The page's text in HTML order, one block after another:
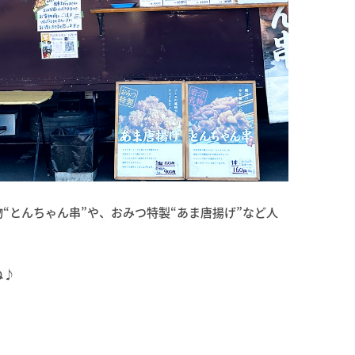
とんちゃん串”や、おみつ特製“あま唐揚げ”など人
♪